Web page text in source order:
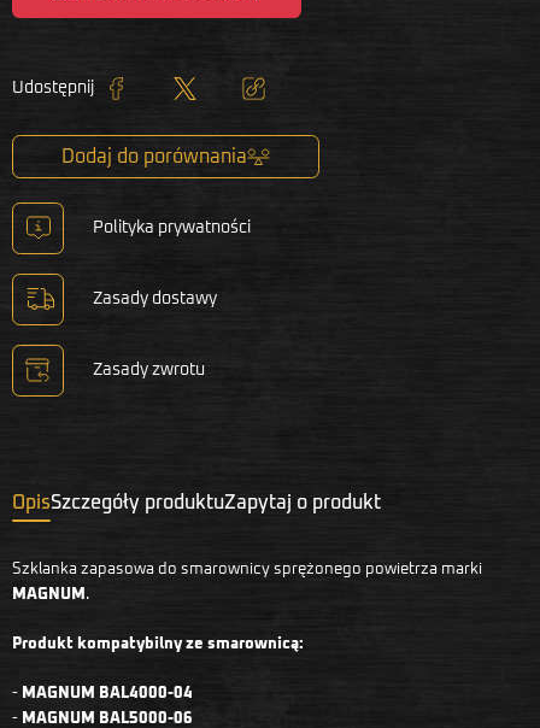
Udostępnij
Dodaj do porównania
Polityka prywatności
Zasady dostawy
Zasady zwrotu
OpisSzczegóły produktuZapytaj o produkt
Szklanka zapasowa do smarownicy sprężonego powietrza marki
MAGNUM .
Produkt kompatybilny ze smarownicą:
- MAGNUM BAL4000-04
- MAGNUM BAL5000-06